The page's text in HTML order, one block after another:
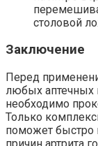
столовой
Заключение
Перед
любых аптечных
необходимо
Только
поможет быстро